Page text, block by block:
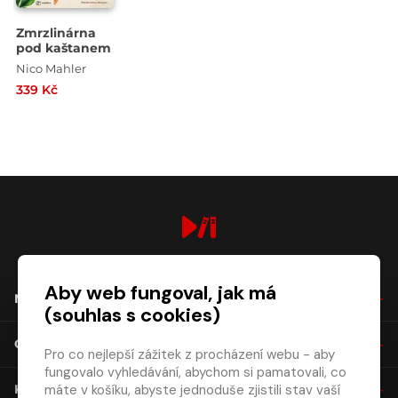
Zmrzlinárna
pod kaštanem
Nico Mahler
339 Kč
NÁKUP
O SPOLEČNOSTI
KONTAKT
Aby web fungoval, jak má
(souhlas s cookies)
Pro co nejlepší zážitek z procházení webu - aby
fungovalo vyhledávání, abychom si pamatovali, co
máte v košíku, abyste jednoduše zjistili stav vaší